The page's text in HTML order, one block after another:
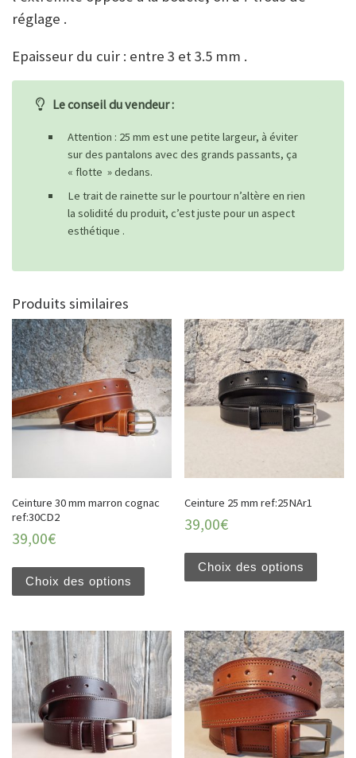
réglage .
Epaisseur du cuir : entre 3 et 3.5 mm .
Le conseil du vendeur :
Attention : 25 mm est une petite largeur, à éviter
sur des pantalons avec des grands passants, ça
« flotte » dedans.
Le trait de rainette sur le pourtour n’altère en rien
la solidité du produit, c’est juste pour un aspect
esthétique .
Produits similaires
Ceinture 30 mm marron cognac
ref:30CD2
39,00€
Choix des options
Ceinture 25 mm ref:25NAr1
39,00€
Choix des options